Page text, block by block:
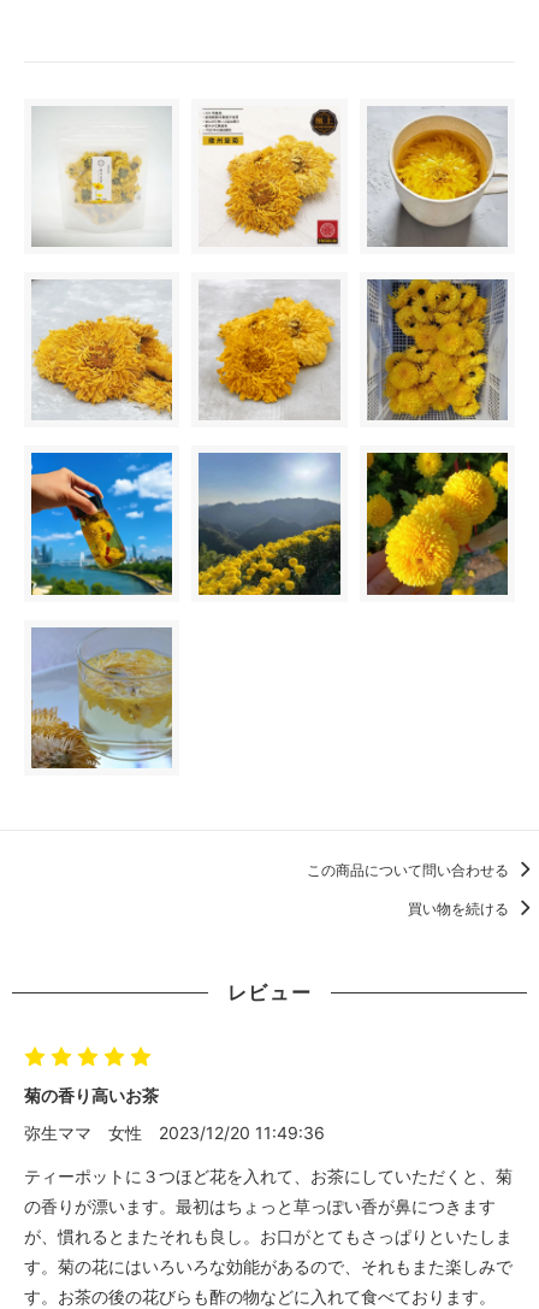
この商品について問い合わせる
買い物を続ける
レビュー
菊の香り高いお茶
弥生ママ
女性 2023/12/20 11:49:36
ティーポットに３つほど花を入れて、お茶にしていただくと、菊
の香りが漂います。最初はちょっと草っぽい香が鼻につきます
が、慣れるとまたそれも良し。お口がとてもさっぱりといたしま
す。菊の花にはいろいろな効能があるので、それもまた楽しみで
す。お茶の後の花びらも酢の物などに入れて食べております。